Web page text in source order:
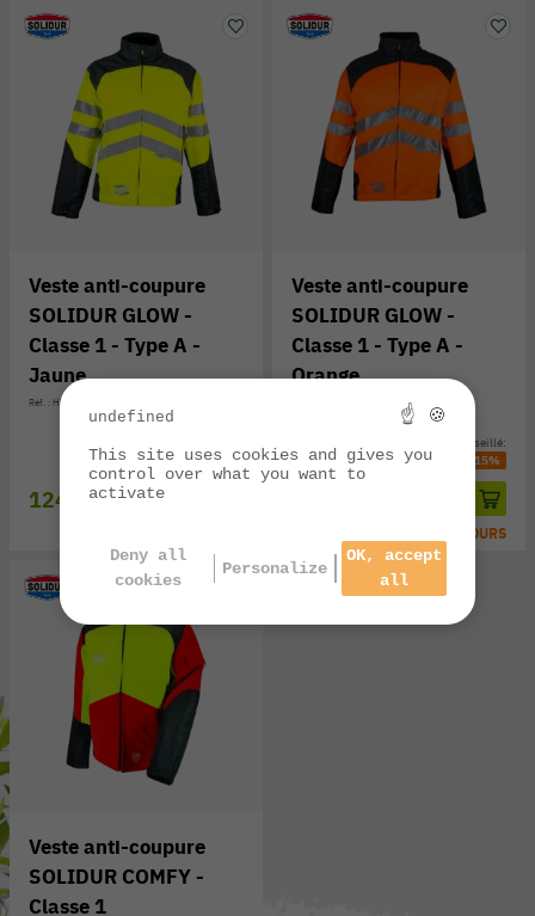
Veste anti-coupure
SOLIDUR GLOW -
Classe 1 - Type A -
Jaune
Réf. : HVVE-S
124,90 €
146,90 € -15%
Veste anti-coupure
SOLIDUR GLOW -
Classe 1 - Type A -
Orange
Prix public conseillé:
146,90 €
-15%
EXPÉ SOUS 3/7 JOURS
Veste anti-coupure
SOLIDUR COMFY -
Classe 1
undefined ☝ 🍪
This site uses cookies and gives you
control over what you want to
activate
Deny all
cookies
Personalize
OK, accept
all